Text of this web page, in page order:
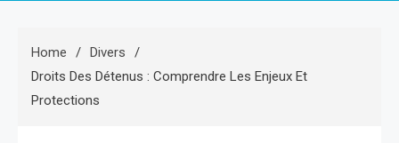
Home
Divers
Droits Des Détenus : Comprendre Les Enjeux Et
Protections